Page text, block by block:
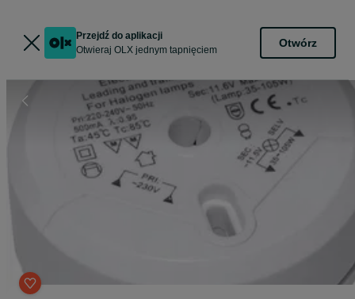
Przejdź do aplikacji
Otwieraj OLX jednym tapnięciem
Otwórz